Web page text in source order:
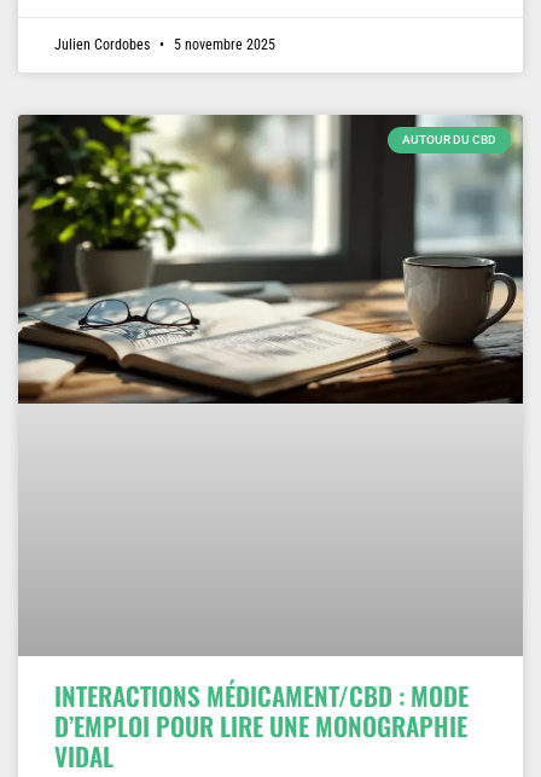
Julien Cordobes 5 novembre 2025
AUTOUR DU CBD
INTERACTIONS MÉDICAMENT/CBD : MODE
D’EMPLOI POUR LIRE UNE MONOGRAPHIE
VIDAL